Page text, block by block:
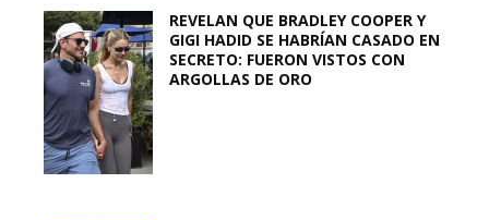
REVELAN QUE BRADLEY COOPER Y
GIGI HADID SE HABRÍAN CASADO EN
SECRETO: FUERON VISTOS CON
ARGOLLAS DE ORO